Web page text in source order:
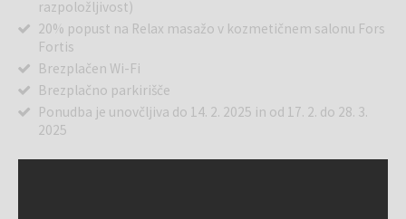
razpoložljivost)
20% popust na Relax masažo v kozmetičnem salonu Fors
Fortis
Brezplačen Wi-Fi
Brezplačno parkirišče
Ponudba je unovčljiva do 14. 2. 2025 in od 17. 2. do 28. 3.
2025